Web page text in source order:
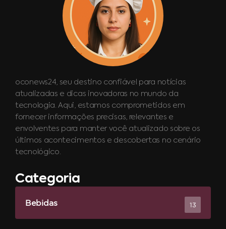
oconews24, seu destino confiável para notícias
atualizadas e dicas inovadoras no mundo da
tecnologia. Aqui, estamos comprometidos em
fornecer informações precisas, relevantes e
envolventes para manter você atualizado sobre os
últimos acontecimentos e descobertas no cenário
tecnológico.
Categoria
Bebidas 13